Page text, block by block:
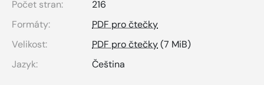
Počet stran:
216
Formáty:
PDF pro čtečky
Velikost:
PDF pro čtečky(7 MiB)
Jazyk:
Čeština